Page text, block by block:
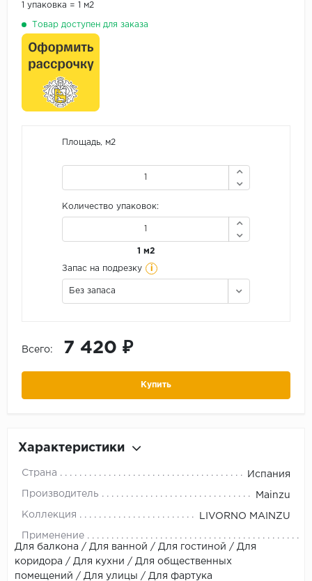
1 упаковка = 1 м2
Товар доступен для заказа
Площадь, м2
Количество упаковок:
1 м2
Запас на подрезку i
Без запаса
Всего: 7 420 ₽
Купить
Характеристики
Страна Испания
Производитель Mainzu
Коллекция LIVORNO MAINZU
Применение
Для балкона / Для ванной / Для гостиной / Для
коридора / Для кухни / Для общественных
помещений / Для улицы / Для фартука